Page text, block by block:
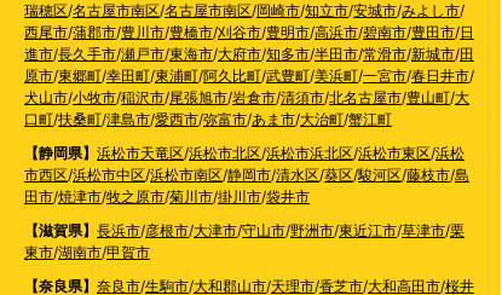
瑞穂区/名古屋市南区/名古屋市南区/岡崎市/知立市/安城市/みよし市/
西尾市/蒲郡市/豊川市/豊橋市/刈谷市/豊明市/高浜市/碧南市/豊田市/日
進市/長久手市/瀬戸市/東海市/大府市/知多市/半田市/常滑市/新城市/田
原市/東郷町/幸田町/東浦町/阿久比町/武豊町/美浜町/一宮市/春日井市/
犬山市/小牧市/稲沢市/尾張旭市/岩倉市/清須市/北名古屋市/豊山町/大
口町/扶桑町/津島市/愛西市/弥富市/あま市/大治町/蟹江町
【静岡県】 浜松市天竜区/浜松市北区/浜松市浜北区/浜松市東区/浜松
市西区/浜松市中区/浜松市南区/静岡市/清水区/葵区/駿河区/藤枝市/島
田市/焼津市/牧之原市/菊川市/掛川市/袋井市
【滋賀県】 長浜市/彦根市/大津市/守山市/野洲市/東近江市/草津市/栗
東市/湖南市/甲賀市
【奈良県】 奈良市/生駒市/大和郡山市/天理市/香芝市/大和高田市/桜井